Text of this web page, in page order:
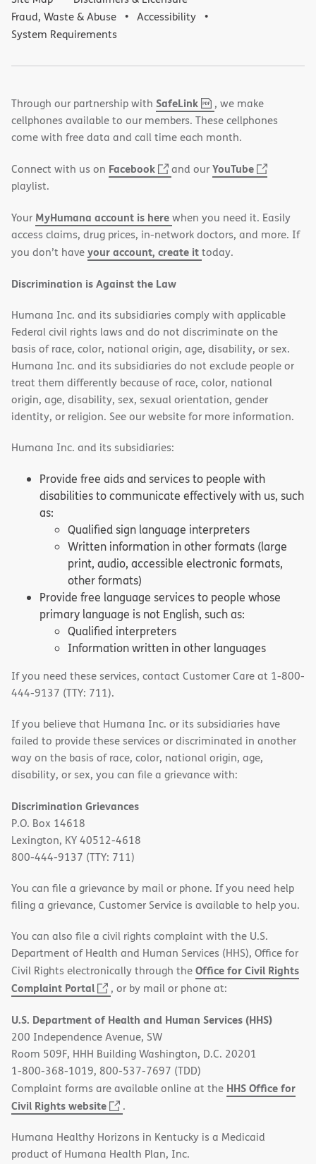
Fraud, Waste & Abuse
Accessibility
System Requirements
Through our partnership with SafeLink,
PDF
(opens
in
new
, we make
cellphones available to our members. These cellphones
come with free data and call time each month.
Connect with us on Facebook
(opens
window)
and ourYouTube
(opens
window)
playlist.
Your MyHumana account is herewhen you need it. Easily
access claims, drug prices, in-network doctors, and more. If
you don’t haveyour account, create ittoday.
Discrimination is Against the Law
Humana Inc. and its subsidiaries comply with applicable
Federal civil rights laws and do not discriminate on the
basis of race, color, national origin, age, disability, or sex.
Humana Inc. and its subsidiaries do not exclude people or
treat them differently because of race, color, national
origin, age, disability, sex, sexual orientation, gender
identity, or religion. See our website for more information.
Humana Inc. and its subsidiaries:
Provide free aids and services to people with
disabilities to communicate effectively with us, such
as:
Qualified sign language interpreters
Written information in other formats (large
print, audio, accessible electronic formats,
other formats)
Provide free language services to people whose
primary language is not English, such as:
Qualified interpreters
Information written in other languages
If you need these services, contact Customer Care at 1-800-
444-9137 (TTY: 711).
If you believe that Humana Inc. or its subsidiaries have
failed to provide these services or discriminated in another
way on the basis of race, color, national origin, age,
disability, or sex, you can file a grievance with:
Discrimination Grievances
P.O. Box 14618
Lexington, KY 40512-4618
800-444-9137 (TTY: 711)
You can file a grievance by mail or phone. If you need help
filing a grievance, Customer Service is available to help you.
You can also file a civil rights complaint with the U.S.
Department of Health and Human Services (HHS), Office for
Civil Rights electronically through theOffice for Civil Rights
Complaint Portal
(opens
new
window)
, or by mail or phone at:
U.S. Department of Health and Human Services (HHS)
200 Independence Avenue, SW
Room 509F, HHH Building Washington, D.C. 20201
1-800-368-1019, 800-537-7697 (TDD)
Complaint forms are available online at the HHS Office for
Civil Rights website
(opens
new
window)
.
Humana Healthy Horizons in Kentucky is a Medicaid
product of Humana Health Plan, Inc.